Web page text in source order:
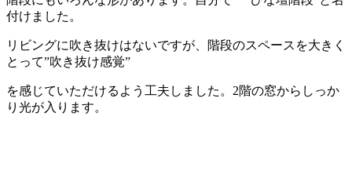
付けました。
リビングに吹き抜けはないですが、階段のスペースを大きく
とって”吹き抜け感覚”
を感じていただけるよう工夫しました。2階の窓からしっか
り光が入ります。